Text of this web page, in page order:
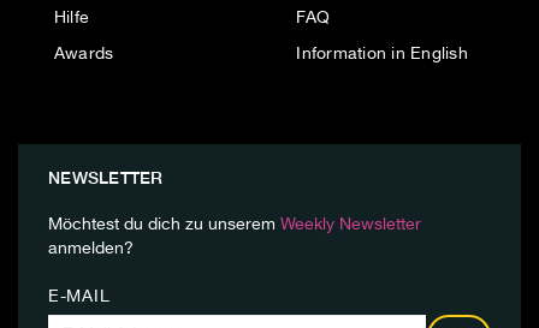
Hilfe
Awards
FAQ
Information in English
NEWSLETTER
Möchtest du dich zu unserem Weekly Newsletter
anmelden?
E-MAIL